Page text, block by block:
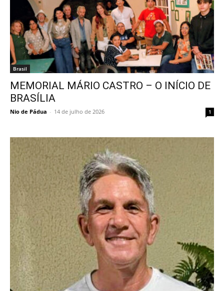
Brasil
MEMORIAL MÁRIO CASTRO – O INÍCIO DE
BRASÍLIA
Nio de Pádua - 14 de julho de 2026 1